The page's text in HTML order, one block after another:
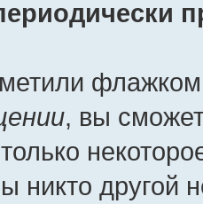
, вы
никто другой